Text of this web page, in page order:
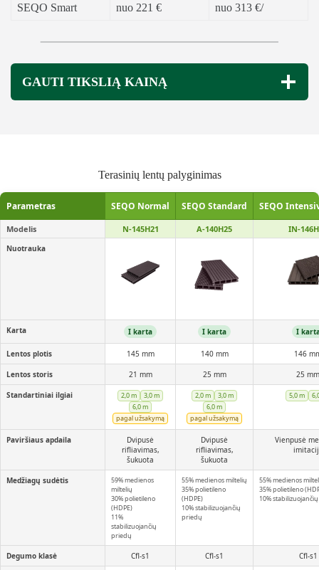
SEQO Smart nuo 221 € nuo 313 €/
GAUTI TIKSLIĄ KAINĄ
Terasinių lentų palyginimas
Parametras SEQO Normal SEQO Standard SEQO
Modelis N-145H21 A-140H25 IN-
Nuotrauka
Karta I karta I karta I
Lentos plotis 145 mm 140 mm 146
Lentos storis 21 mm 25 mm 25 mm
Standartiniai ilgiai 2,0 m
3,0 m
6,0 m
pagal užsakymą
2,0 m
3,0 m
6,0 m
pagal užsakymą
5,0 m
Paviršiaus apdaila
Dvipusė
rifliavimas,
šukuota
Dvipusė
rifliavimas,
šukuota
Vienpusė
Medžiagų sudėtis
59% medienos
miltelių
30% polietileno
(HDPE)
11%
stabilizuojančių
priedų
55% medienos miltelių
35% polietileno
(HDPE)
10% stabilizuojančių
priedų
55% medienos
35% polietileno
10%
Degumo klasė Cfl-s1 Cfl-s1 Cfl-s1